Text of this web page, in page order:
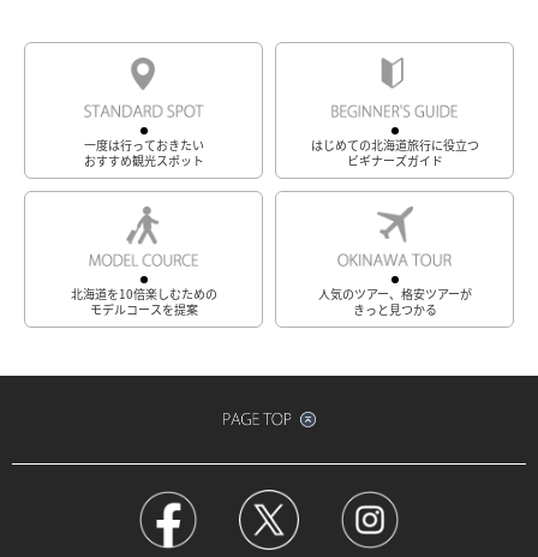
一度は行っておきたい
おすすめ観光スポット
はじめての北海道旅行に役立つ
ビギナーズガイド
北海道を10倍楽しむための
モデルコースを提案
人気のツアー、格安ツアーが
きっと見つかる